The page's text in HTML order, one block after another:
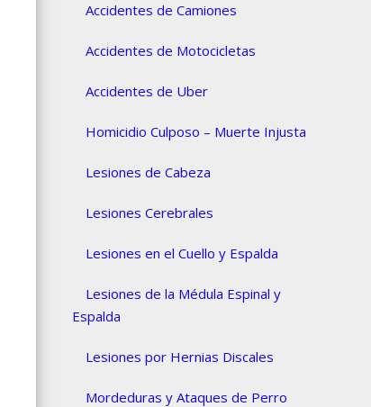
Accidentes de Camiones
Accidentes de Motocicletas
Accidentes de Uber
Homicidio Culposo – Muerte Injusta
Lesiones de Cabeza
Lesiones Cerebrales
Lesiones en el Cuello y Espalda
Lesiones de la Médula Espinal y
Espalda
Lesiones por Hernias Discales
Mordeduras y Ataques de Perro